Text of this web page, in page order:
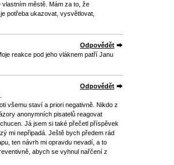
městě. Mám za to, že
potřeba ukazovat, vysvětlovat,
Odpovědět
reakce pod jeho vláknem patří Janu
Odpovědět
všemu staví a priori negativně. Nikdo z
anonymních pisatelů reagovat
Já jsem si také přečetl příspěvek
mi nepřipadá. Ještě bych předem rád
ten návrh mi opravdu nevadí, a to
abych se vyhnul nařčení z